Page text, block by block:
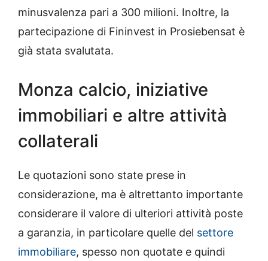
minusvalenza pari a 300 milioni. Inoltre, la
partecipazione di Fininvest in Prosiebensat è
già stata svalutata.
Monza calcio, iniziative
immobiliari e altre attività
collaterali
Le quotazioni sono state prese in
considerazione, ma è altrettanto importante
considerare il valore di ulteriori attività poste
a garanzia, in particolare quelle del settore
immobiliare, spesso non quotate e quindi